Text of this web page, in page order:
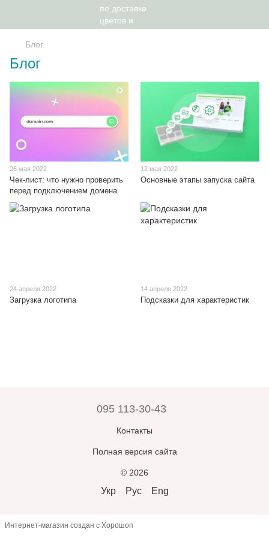
Блог
Блог
26 мая 2022
Чек-лист: что нужно проверить
перед подключением домена
12 мая 2022
Основные этапы запуска сайта
24 апреля 2022
Загрузка логотипа
14 апреля 2022
Подсказки для характеристик
095 113-30-43
Контакты
Полная версия сайта
© 2026
Укр Рус Eng
Интернет-магазин создан с Хорошоп